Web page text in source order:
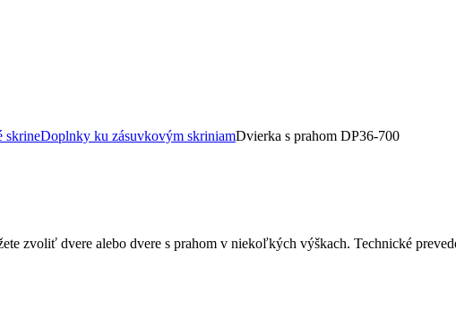
skrineDoplnky ku zásuvkovým skriniamDvierka s prahom DP36-700
zvoliť dvere alebo dvere s prahom v niekoľkých výškach. Technické